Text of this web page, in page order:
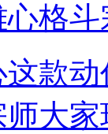
心格
款
大